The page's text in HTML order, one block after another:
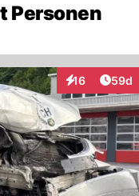
Personen
16
Interaktionen
59d